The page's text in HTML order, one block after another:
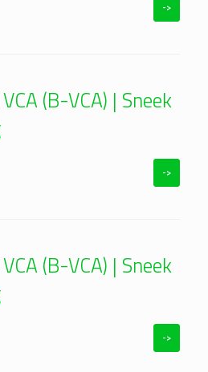
->
(B-VCA) | Sneek
->
(B-VCA) | Sneek
->